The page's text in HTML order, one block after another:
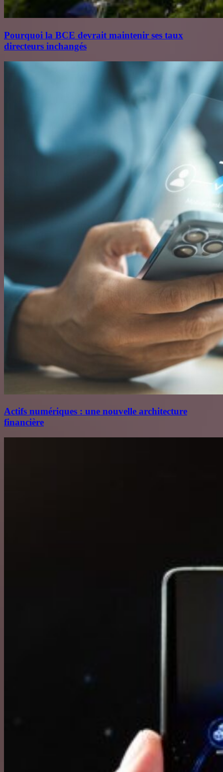
Pourquoi la BCE devrait maintenir ses taux
directeurs inchangés
Actifs numériques : une nouvelle architecture
financière